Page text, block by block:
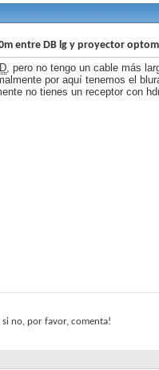
entre DB lg y proyector
, pero no tengo un cable más
por aquí tenemos el
no tienes un receptor con
si no, por favor, comenta!